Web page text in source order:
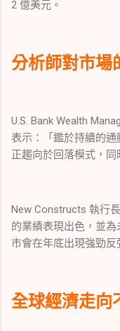
2 億美元。
分析師對市場
U.S. Bank Wealth
表示：「鑑於持續的
正趨向於回落模式，同
New Constructs 執行
的業績表現出色，並
市會在年底出現強勁反
全球經濟走向